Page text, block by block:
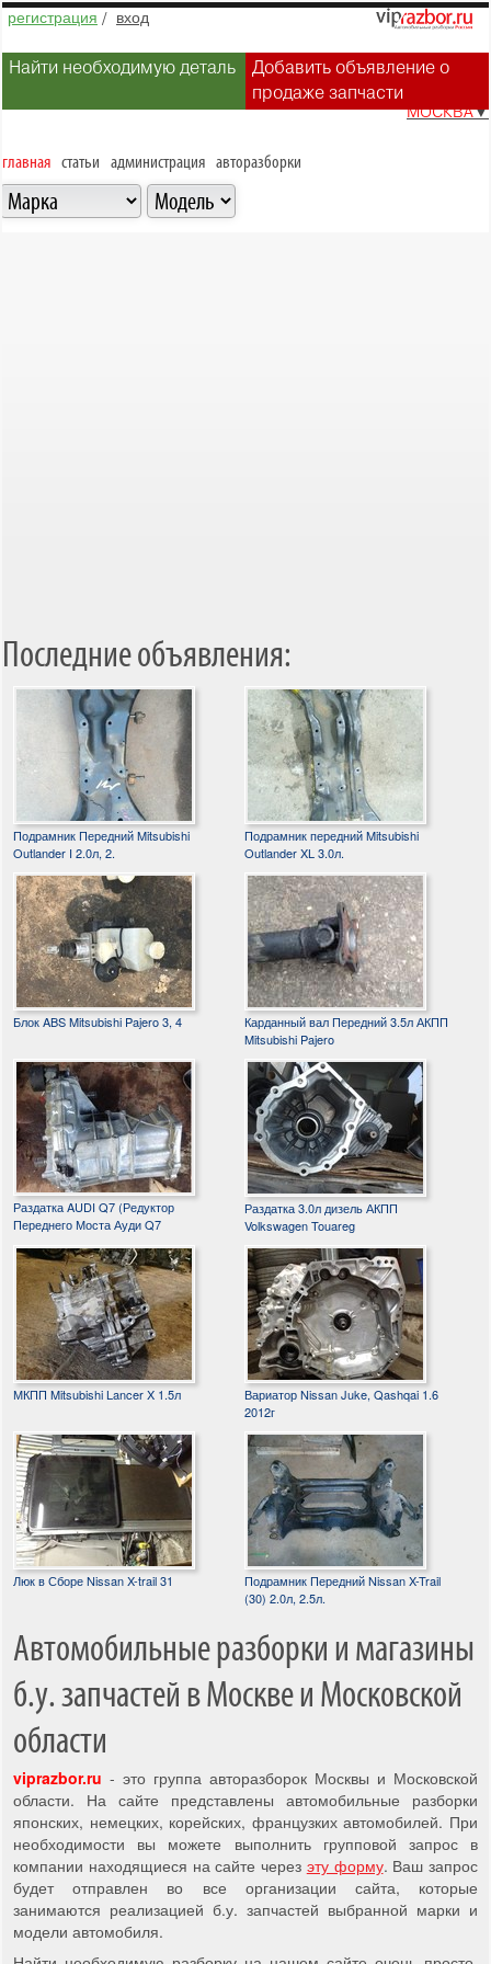
регистрация / вход
Найти необходимую деталь
Добавить объявление о
продаже запчасти
МОСКВА▼
главная статьи администрация авторазборки
Последние объявления:
Подрамник Передний Mitsubishi
Outlander I 2.0л, 2.
Подрамник передний Mitsubishi
Outlander XL 3.0л.
Блок ABS Mitsubishi Pajero 3, 4
Карданный вал Передний 3.5л АКПП
Mitsubishi Pajero
Раздатка AUDI Q7 (Редуктор
Переднего Моста Ауди Q7
Раздатка 3.0л дизель АКПП
Volkswagen Touareg
МКПП Mitsubishi Lancer X 1.5л
Вариатор Nissan Juke, Qashqai 1.6
2012г
Люк в Сборе Nissan X-trail 31
Подрамник Передний Nissan X-Trail
(30) 2.0л, 2.5л.
Автомобильные разборки и магазины
б.у. запчастей в Москве и Московской
области
viprazbor.ru - это группа авторазборок Москвы и Московской
области. На сайте представлены автомобильные разборки
японских, немецких, корейских, французких автомобилей. При
необходимости вы можете выполнить групповой запрос в
компании находящиеся на сайте через эту форму. Ваш запрос
будет отправлен во все организации сайта, которые
занимаются реализацией б.у. запчастей выбранной марки и
модели автомобиля.